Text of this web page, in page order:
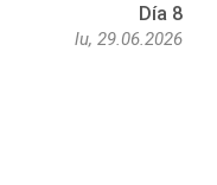
Día 8
lu, 29.06.2026